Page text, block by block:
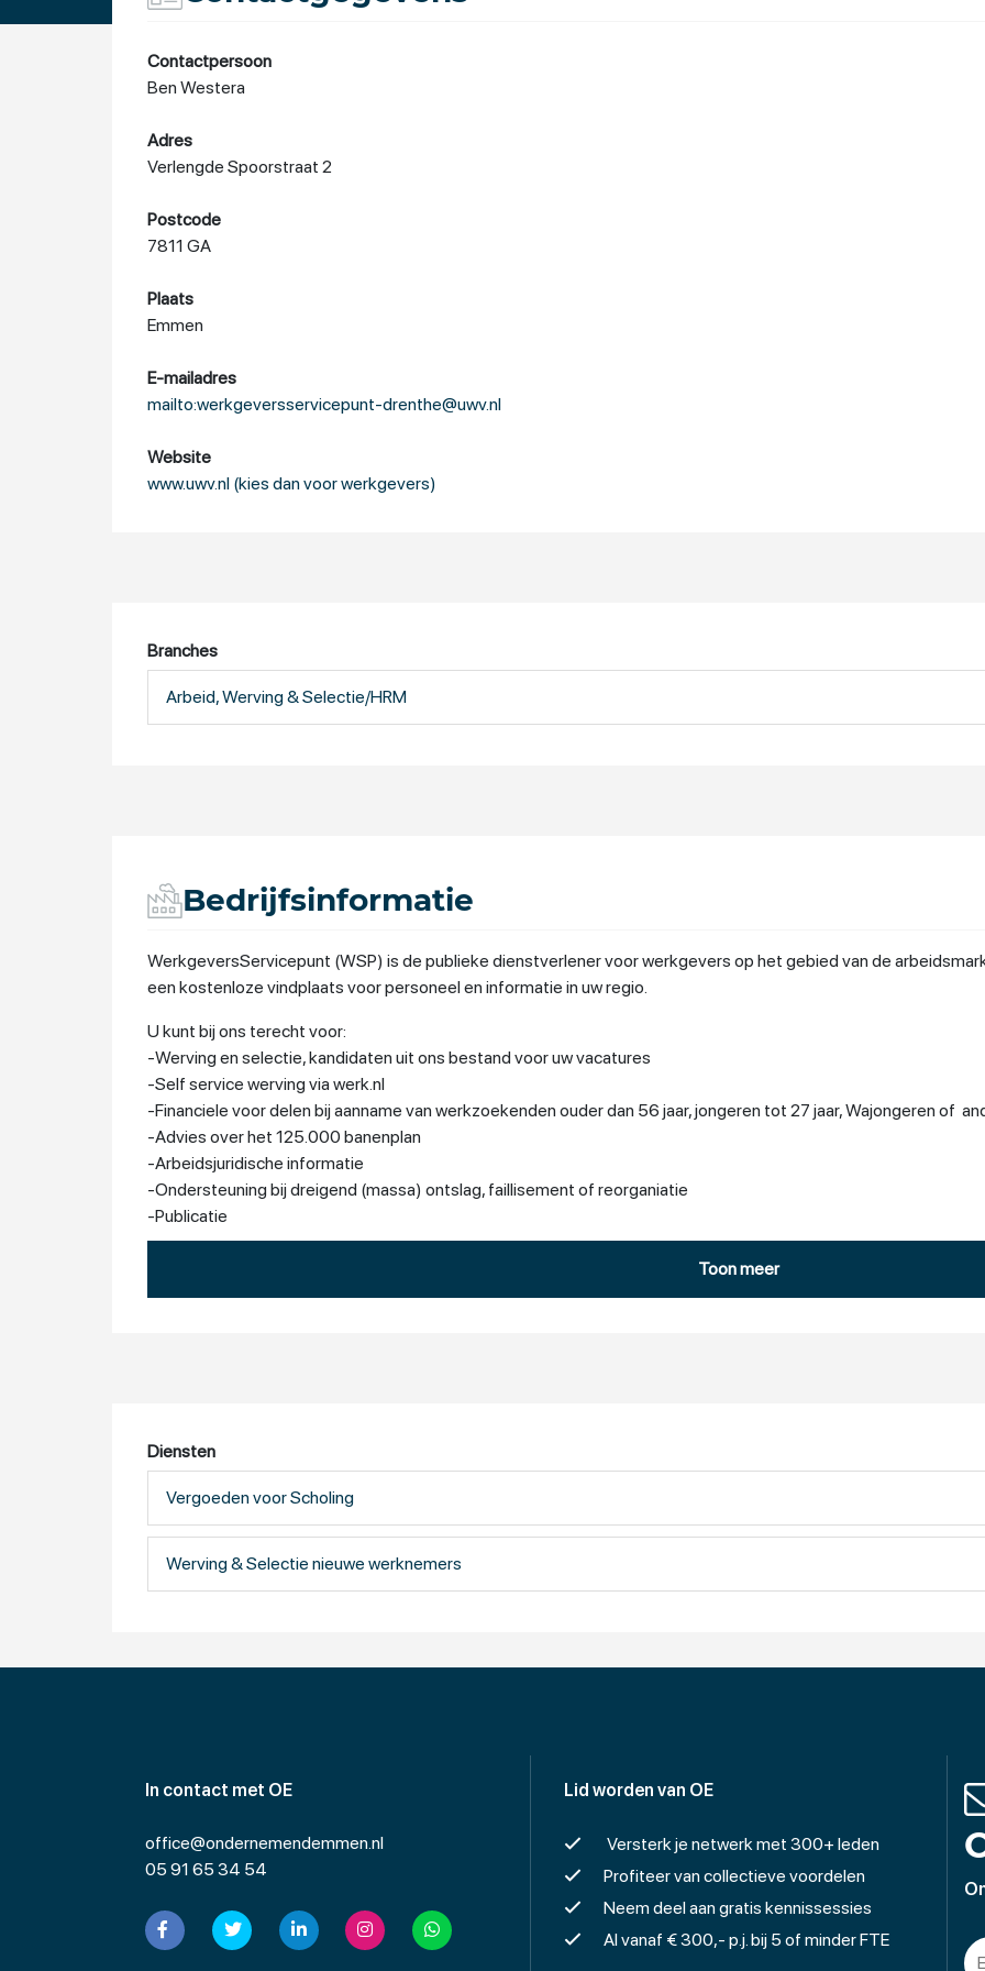
Contactpersoon
Ben Westera
Adres
Verlengde Spoorstraat 2
Postcode
7811 GA
Plaats
Emmen
E-mailadres
mailto:werkgeversservicepunt-drenthe@uwv.nl
Website
www.uwv.nl (kies dan voor werkgevers)
Branches
Arbeid, Werving & Selectie/HRM
Bedrijfsinformatie
WerkgeversServicepunt (WSP) is de publieke dienstverlener voor werkgevers op het gebied van de
een kostenloze vindplaats voor personeel en informatie in uw regio.
U kunt bij ons terecht voor:
-Werving en selectie, kandidaten uit ons bestand voor uw vacatures
-Self service werving via werk.nl
-Financiele voor delen bij aanname van werkzoekenden ouder dan 56 jaar, jongeren tot 27 jaar, Wajongeren of
-Advies over het 125.000 banenplan
-Arbeidsjuridische informatie
-Ondersteuning bij dreigend (massa) ontslag, faillisement of reorganiatie
-Publicatie
WSP levert u goed personeel, praktische informatie en verkleint het uitkeringsvolume.
Het WSP maakt deel uit van het landelijk netwerk van 30 regionale vestigingen waarin naast het UWV,
Websites:
www.werk.nlvoor info, publiceren van uw vacatures en zelf zoeken naar kandidaten.
www.uwv.nlvoor subsidies, regelingen en andere informatie voor u als werkgever.
Toon meer
Diensten
Vergoeden voor Scholing
Werving & Selectie nieuwe werknemers
In contact met OE
office@ondernemendemmen.nl
05 91 65 34 54
Lid worden van OE
Versterk je netwerk met 300+ leden
Profiteer van collectieve voordelen
Neem deel aan gratis kennissessies
Al vanaf € 300,- p.j. bij 5 of minder FTE